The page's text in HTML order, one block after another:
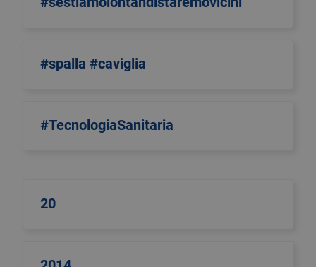
#spalla #caviglia
#TecnologiaSanitaria
20